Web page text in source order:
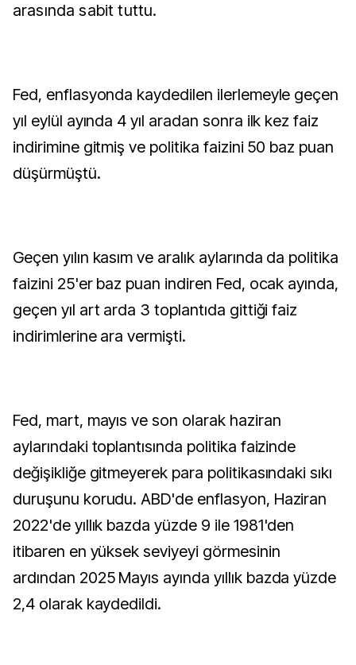
arasında sabit tuttu.
Fed, enflasyonda kaydedilen ilerlemeyle geçen
yıl eylül ayında 4 yıl aradan sonra ilk kez faiz
indirimine gitmiş ve politika faizini 50 baz puan
düşürmüştü.
Geçen yılın kasım ve aralık aylarında da politika
faizini 25'er baz puan indiren Fed, ocak ayında,
geçen yıl art arda 3 toplantıda gittiği faiz
indirimlerine ara vermişti.
Fed, mart, mayıs ve son olarak haziran
aylarındaki toplantısında politika faizinde
değişikliğe gitmeyerek para politikasındaki sıkı
duruşunu korudu. ABD'de enflasyon, Haziran
2022'de yıllık bazda yüzde 9 ile 1981'den
itibaren en yüksek seviyeyi görmesinin
ardından 2025 Mayıs ayında yıllık bazda yüzde
2,4 olarak kaydedildi.